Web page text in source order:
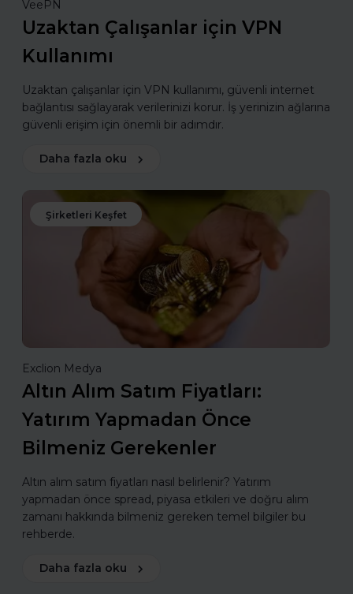
VeePN
Uzaktan Çalışanlar için VPN
Kullanımı
Uzaktan çalışanlar için VPN kullanımı, güvenli internet
bağlantısı sağlayarak verilerinizi korur. İş yerinizin ağlarına
güvenli erişim için önemli bir adımdır.
Daha fazla oku
Şirketleri Keşfet
Exclion Medya
Altın Alım Satım Fiyatları:
Yatırım Yapmadan Önce
Bilmeniz Gerekenler
Altın alım satım fiyatları nasıl belirlenir? Yatırım
yapmadan önce spread, piyasa etkileri ve doğru alım
zamanı hakkında bilmeniz gereken temel bilgiler bu
rehberde.
Daha fazla oku